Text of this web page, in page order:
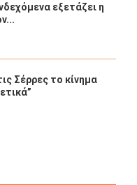
εξετάζει η
Σέρρες το κίνημα